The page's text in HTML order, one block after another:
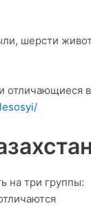
шерсти
отличающиеся
на три группы: